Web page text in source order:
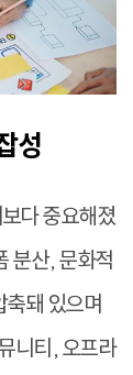
성
다 중요해졌
분산, 문화적
축돼 있으며
니티, 오프라